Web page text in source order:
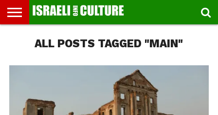
МУЗЕИ
СТРАНА
ФЕСТИВАЛЕЙ
ТЕАТР
КНИГИ.
ТЕКСТЫ
МУЗЫКА
РЕЛИГИЯ/
ИСТОРИЯ
ДВИЖЕНИЕ
ДЕТИ
ВЫХОДНОГО
МАРШРУТЫ
ПРОГУЛЬЩИКА
ВИДЕО-
РЕЧИ
ВПЕЧАТЛЕНИЯ
ВСТРЕЧИ
ИНТЕРВЬЮ
КИНО
AVIVALL POSTS TAGGED "MAIN"